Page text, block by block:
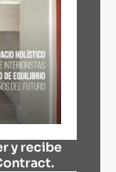
y recibe